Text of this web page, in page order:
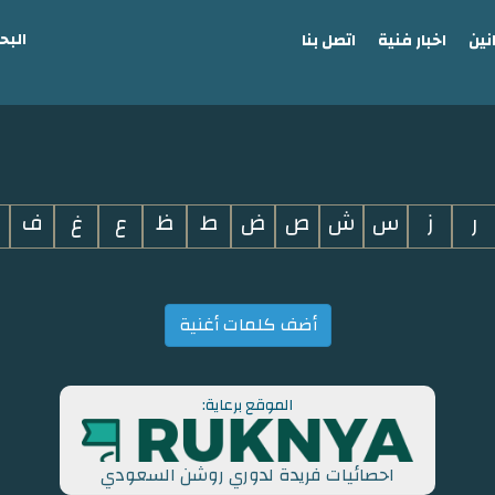
اخبار فنية اتصل بنا
ر ز س ش ص ض ط ظ ع غ ف
أضف كلمات أغنية
الموقع برعاية:
احصائيات فريدة لدوري روشن السعودي